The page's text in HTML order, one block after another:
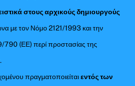
στους αρχικούς δημιουργούς
με τον Νόμο 2121/1993 και την
(ΕΕ) περί προστασίας της
πραγματοποιείταιεντός των